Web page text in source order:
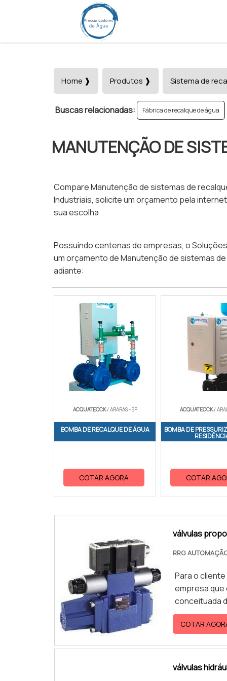
Home ❱ Produtos ❱ Sistema de
Buscas relacionadas: Fábrica de recalque de água
MANUTENÇÃO DE
Compare Manutenção de sistemas de
Industriais, solicite um orçamento pela
sua escolha
Possuindo centenas de empresas, o
um orçamento de Manutenção de sistemas
adiante:
ACQUATECCK/ ARARAS - SP
BOMBA DE RECALQUE DE ÁGUA
COTAR AGORA
ACQUATECCK/
BOMBA DE
COTAR
válvulas
RRG
Para o
empresa que
conceituada
em um só
equipe da
áreas de
COTAR
válvulas